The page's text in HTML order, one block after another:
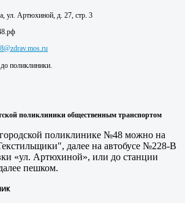
ул. Артюхиной, д. 27, стр. 3
поликлиники.
поликлиники общественным транспортом
поликлинике №48 можно на
далее на автобусе №228-В
«ул. Артюхиной», или до станции
пешком.